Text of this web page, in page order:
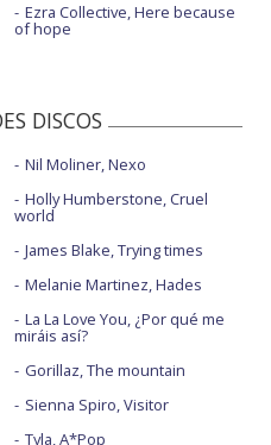
Ezra Collective, Here because
of hope
DISCOS
Nil Moliner, Nexo
Holly Humberstone, Cruel
world
James Blake, Trying times
Melanie Martinez, Hades
La La Love You, ¿Por qué me
miráis así?
Gorillaz, The mountain
Sienna Spiro, Visitor
Tyla, A*Pop